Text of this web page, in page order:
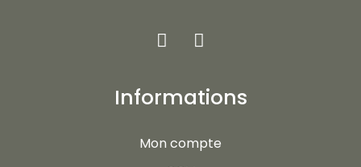
Informations
Mon compte